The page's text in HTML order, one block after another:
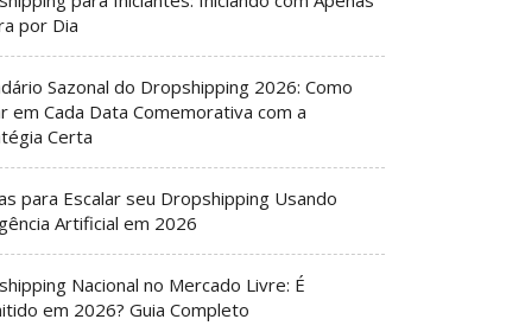
por Dia
Sazonal do Dropshipping 2026: Como
em Cada Data Comemorativa com a
Certa
para Escalar seu Dropshipping Usando
Artificial em 2026
Nacional no Mercado Livre: É
em 2026? Guia Completo